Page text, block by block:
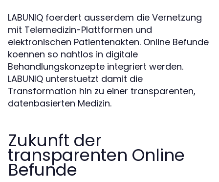
LABUNIQ foerdert ausserdem die Vernetzung
mit Telemedizin-Plattformen und
elektronischen Patientenakten. Online Befunde
koennen so nahtlos in digitale
Behandlungskonzepte integriert werden.
LABUNIQ unterstuetzt damit die
Transformation hin zu einer transparenten,
datenbasierten Medizin.
Zukunft der
transparenten Online
Befunde